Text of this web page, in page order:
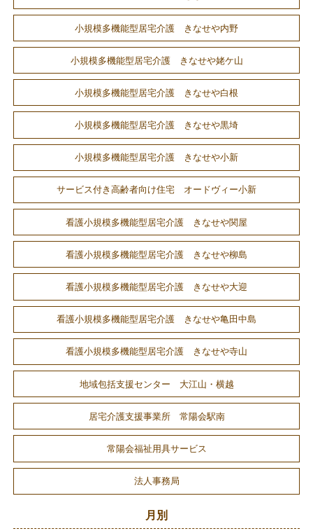
小規模多機能型居宅介護 きなせや内野
小規模多機能型居宅介護 きなせや姥ケ山
小規模多機能型居宅介護 きなせや白根
小規模多機能型居宅介護 きなせや黒埼
小規模多機能型居宅介護 きなせや小新
サービス付き高齢者向け住宅 オードヴィー小新
看護小規模多機能型居宅介護 きなせや関屋
看護小規模多機能型居宅介護 きなせや柳島
看護小規模多機能型居宅介護 きなせや大迎
看護小規模多機能型居宅介護 きなせや亀田中島
看護小規模多機能型居宅介護 きなせや寺山
地域包括支援センター 大江山・横越
居宅介護支援事業所 常陽会駅南
常陽会福祉用具サービス
法人事務局
月別